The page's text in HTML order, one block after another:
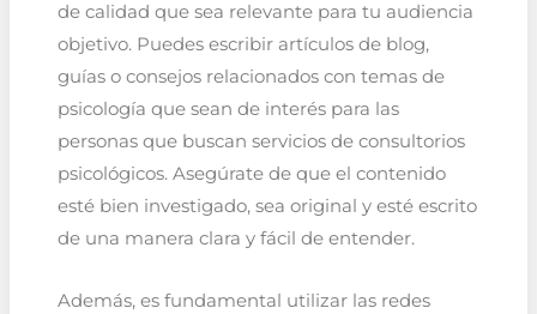
de calidad que sea relevante para tu audiencia
objetivo. Puedes escribir artículos de blog,
guías o consejos relacionados con temas de
psicología que sean de interés para las
personas que buscan servicios de consultorios
psicológicos. Asegúrate de que el contenido
esté bien investigado, sea original y esté escrito
de una manera clara y fácil de entender.
Además, es fundamental utilizar las redes